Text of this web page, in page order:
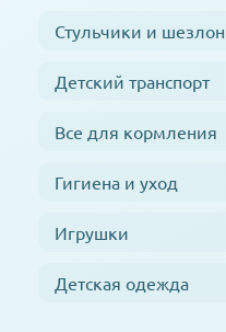
Стульчики и
Детский транспорт
Все для кормления
Гигиена и уход
Игрушки
Детская одежда